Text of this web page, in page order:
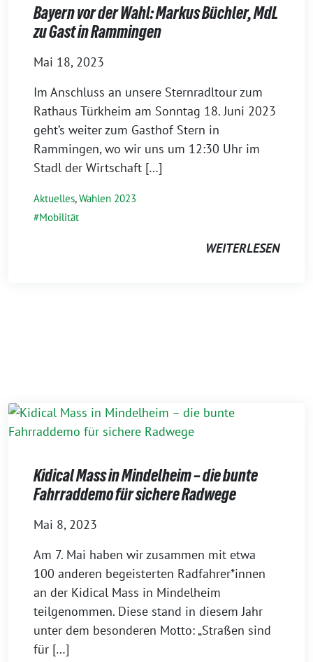
Bayern vor der Wahl: Markus Büchler, MdL
zu Gast in Rammingen
Mai 18, 2023
Im Anschluss an unsere Sternradltour zum
Rathaus Türkheim am Sonntag 18. Juni 2023
geht’s weiter zum Gasthof Stern in
Rammingen, wo wir uns um 12:30 Uhr im
Stadl der Wirtschaft […]
Aktuelles,Wahlen 2023
Mobilität
WEITERLESEN
Kidical Mass in Mindelheim – die bunte
Fahrraddemo für sichere Radwege
Mai 8, 2023
Am 7. Mai haben wir zusammen mit etwa
100 anderen begeisterten Radfahrer*innen
an der Kidical Mass in Mindelheim
teilgenommen. Diese stand in diesem Jahr
unter dem besonderen Motto: „Straßen sind
für […]